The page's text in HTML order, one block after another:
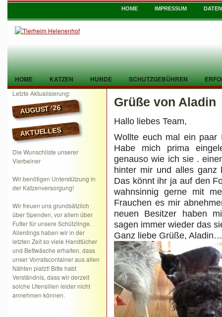
HOME IMPRESSUM
HOME KATZEN HUNDE SCHUTZGEBÜHREN
TIER GEFUNDEN KONTAKT
Letzte Aktualisierung:
AUGUST ’26
AKTUELLES
Die Wunschliste unserer
Vierbeiner
Wir benötigen Unterstützung in
der Katzenversorgung!
Wir freuen uns grundsätzlich
über Spenden, vor allem über
Futter für unsere Schützlinge.
Allerdings haben wir in der
letzten Zeit so viele Handtücher
und Bettwäsche erhalten, dass
unser Vorratscontainer aus allen
Nähten platzt! Bitte habt
Verständnis, dass wir derzeit
solche Utensilien leider nicht
annehmen können.
Grüße von Aladin
Hallo liebes Team,
Wollte euch mal ein paar
Habe mich prima
genauso wie ich sie .
hinter mir und alles ganz
Das könnt ihr ja auf den
wahnsinnig gerne mit
Frauchen es mir
neuen Besitzer haben
sagen immer wieder das
Ganz liebe Grüße,